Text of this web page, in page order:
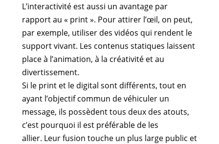
L’interactivité est aussi un avantage par
rapport au « print ». Pour attirer l’œil, on peut,
par exemple, utiliser des vidéos qui rendent le
support vivant. Les contenus statiques laissent
place à l’animation, à la créativité et au
divertissement.
Si le print et le digital sont différents, tout en
ayant l’objectif commun de véhiculer un
message, ils possèdent tous deux des atouts,
c’est pourquoi il est préférable de les
allier. Leur fusion touche un plus large public et